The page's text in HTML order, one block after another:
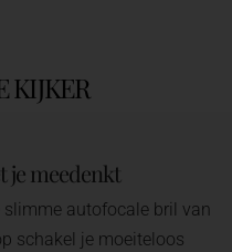
KIJKER
meedenkt
autofocale bril van
schakel je moeiteloos